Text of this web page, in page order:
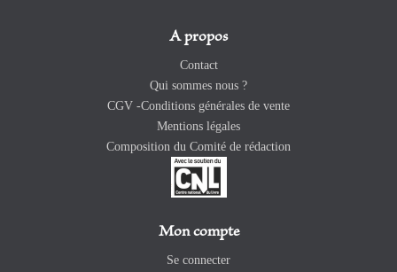
A propos
Contact
Qui sommes nous ?
CGV -Conditions générales de vente
Mentions légales
Composition du Comité de rédaction
Mon compte
Se connecter